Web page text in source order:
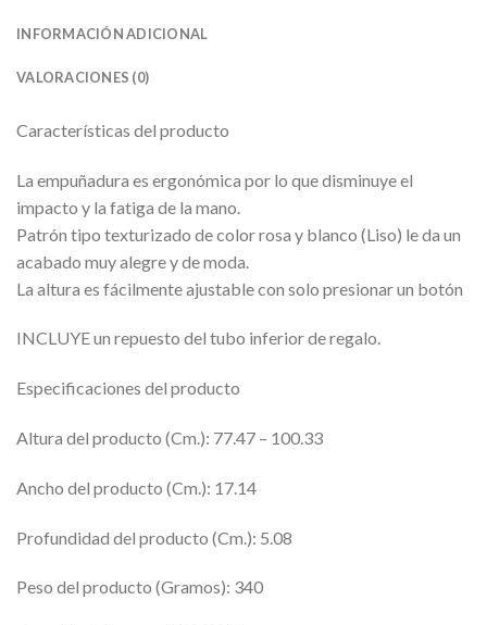
INFORMACIÓN ADICIONAL
VALORACIONES (0)
Características del producto
La empuñadura es ergonómica por lo que disminuye el
impacto y la fatiga de la mano.
Patrón tipo texturizado de color rosa y blanco (Liso) le da un
acabado muy alegre y de moda.
La altura es fácilmente ajustable con solo presionar un botón
INCLUYE un repuesto del tubo inferior de regalo.
Especificaciones del producto
Altura del producto (Cm.): 77.47 – 100.33
Ancho del producto (Cm.): 17.14
Profundidad del producto (Cm.): 5.08
Peso del producto (Gramos): 340